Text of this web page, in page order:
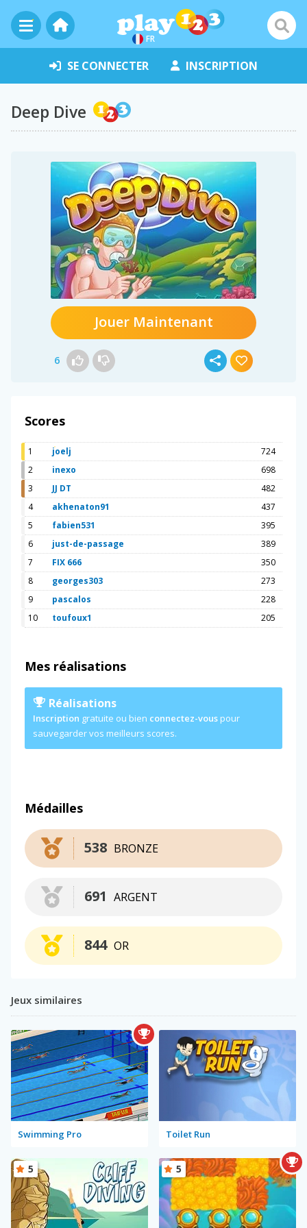
FR
SE CONNECTER INSCRIPTION
Deep Dive
Jouer Maintenant
6
Scores
1 joelj
724
2
inexo
698
3
JJ DT
482
4
akhenaton91
437
5
fabien531
395
6
just-de-passage
389
7
FIX 666
350
8
georges303
273
9
pascalos
228
10
toufoux1 205
Mes réalisations
Réalisations
Inscription gratuite ou bien connectez-vous pour
sauvegarder vos meilleurs scores.
Médailles
BRONZE
538
ARGENT
691
OR
844
Jeux similaires
Swimming Pro Toilet Run
5 5